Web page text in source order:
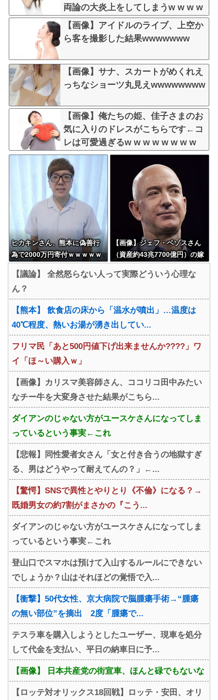
両論の大炎上をしてしまうw w w w
w w w
【画像】アイドルのライブ、上空か
ら客を撮影した結果wwwwwww
【画像】サナ、スカートがめくれえ
っちなショーツ丸見えwwwwwwww
【画像】俺たちの姫、佳子さまのお
気に入りのドレスがこちらです←コ
レは可愛過ぎるw w w w w w w w
ヒカキンさん、熊本に偽善行
為で2000万円寄付ｗｗｗｗｗ
【画像】ジェフ・ベゾスさん
（資産約43兆7700億円）の嫁
【議論】 全然怒らない人って実際どういう心理な
ん？
【熊本】 飲食店の床から「温水が噴出」…温度は
40℃程度、熱いお湯が湧き出してい...
フリマ民「あと500円値下げ出来ませんか????」ワ
イ「ほ～い購入ｗ」
【画像】カリスマ美容師さん、ココリコ田中みたい
なチー牛を大変身させた結果がこちら...
ダイアンのじゃない方がユースケさんになってしま
っているという事実←これ
【悲報】同性愛者女さん「女と付き合うの地獄すぎ
る、男はどうやって耐えてんの？」←...
【驚愕】SNSで異性とやりとり《不倫》になる？→
既婚男女の約7割がまさかの『こう...
ダイアンのじゃない方がユースケさんになってしま
っているという事実←これ
登山口でスマホは預けて入山するルールにできない
でしょうか？山はそれほどの覚悟で入...
【衝撃】50代女性、京大病院で脳腫瘍手術→“腫瘍
の無い部位”を摘出 2度「腫瘍で...
テスラ車を購入しようとしたユーザー、現車を処分
して代金を支払い、平日の納車日に予...
【画像】 日本共産党の街宣車、ほんと碌でもないな
【ロッテ対オリックス18回戦】ロッテ・安田、オリ